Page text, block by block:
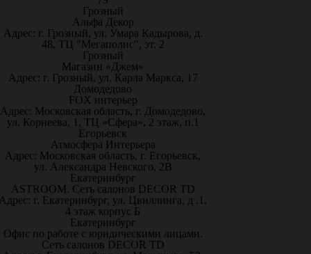
Грозный
Альфа Декор
Адрес: г. Грозный, ул. Умара Кадырова, д.
48, ТЦ "Мегаполис", эт. 2
Грозный
Магазин «Джем»
Адрес: г. Грозный, ул. Карла Маркса, 17
Домодедово
FOX интерьер
Адрес: Московская область, г. Домодедово,
ул. Корнеева, 1, ТЦ «Сфера», 2 этаж, п.1
Егорьевск
Атмосфера Интерьера
Адрес: Московская область, г. Егорьевск,
ул. Александра Невского, 2В
Екатеринбург
ASTROOM. Сеть салонов DECOR TD
г. Екатеринбург, ул. Цвиллинга, д .1,
4 этаж корпус Б
Екатеринбург
Офис по работе с юридическими лицами.
Сеть салонов DECOR TD